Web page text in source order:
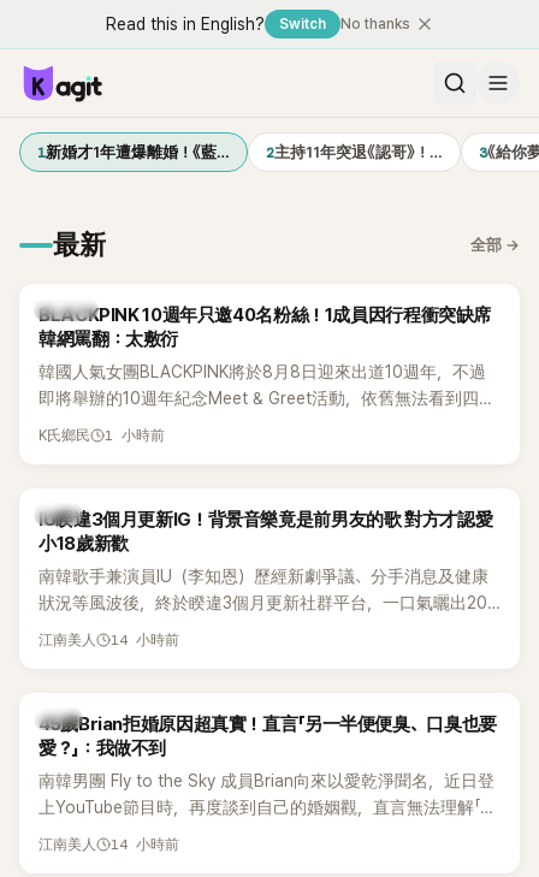
Read this in English? Switch No thanks
1新婚才1年遭爆離婚！《藍… 2主持11年突退《認哥》！… 3《給你
最新 全部 →
K-POP
BLACKPINK 10週年只邀40名粉絲！1成員因行程衝突缺席
韓網罵翻：太敷衍
韓國人氣女團BLACKPINK將於8月8日迎來出道10週年，不過
即將舉辦的10週年紀念Meet & Greet活動，依舊無法看到四人
合體。根據韓媒《MyDaily》7日報導，當天將由Jisoo（智秀）、
K氏鄉民 1 小時前
韓星
IU睽違3個月更新IG！背景音樂竟是前男友的歌 對方才認愛
小18歲新歡
南韓歌手兼演員IU（李知恩）歷經新劇爭議、分手消息及健康
狀況等風波後，終於睽違3個月更新社群平台，一口氣曬出20
張近況照，讓大批粉絲又驚又喜。不過，比起照片本身，更引
江南美人 14 小時前
韓星
45歲Brian拒婚原因超真實！直言「另一半便便臭、口臭也要
愛？」：我做不到
南韓男團 Fly to the Sky 成員Brian向來以愛乾淨聞名，近日登
上YouTube節目時，再度談到自己的婚姻觀，直言無法理解「連
另一半的口臭、便便臭都要愛」這種說法，更大方表明自己是不
江南美人 14 小時前